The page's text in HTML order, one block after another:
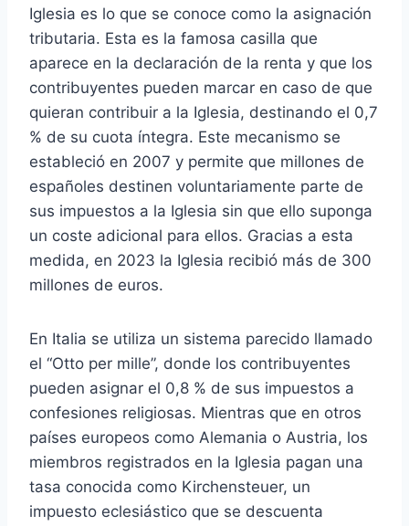
Iglesia es lo que se conoce como la asignación
tributaria. Esta es la famosa casilla que
aparece en la declaración de la renta y que los
contribuyentes pueden marcar en caso de que
quieran contribuir a la Iglesia, destinando el 0,7
% de su cuota íntegra. Este mecanismo se
estableció en 2007 y permite que millones de
españoles destinen voluntariamente parte de
sus impuestos a la Iglesia sin que ello suponga
un coste adicional para ellos. Gracias a esta
medida, en 2023 la Iglesia recibió más de 300
millones de euros.
En Italia se utiliza un sistema parecido llamado
el “Otto per mille”, donde los contribuyentes
pueden asignar el 0,8 % de sus impuestos a
confesiones religiosas. Mientras que en otros
países europeos como Alemania o Austria, los
miembros registrados en la Iglesia pagan una
tasa conocida como Kirchensteuer, un
impuesto eclesiástico que se descuenta